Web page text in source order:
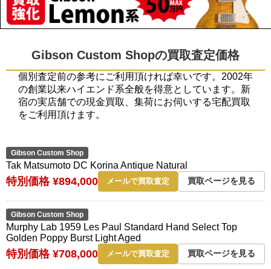
Gibson Custom Shopの買取査定価格
個別査定前の参考にご利用頂ければ幸いです。2002年
の創業以来ハイエンド系全般を得意としています。新
宿の実店舗での現金買取、集荷にお伺いする宅配買取
をご利用頂けます。
Gibson Custom Shop
Tak Matsumoto DC Korina Antique Natural
特別価格 ¥894,000 メールで買取査定 買取ページを見る
Gibson Custom Shop
Murphy Lab 1959 Les Paul Standard Hand Select Top
Golden Poppy Burst Light Aged
特別価格 ¥708,000 メールで買取査定 買取ページを見る